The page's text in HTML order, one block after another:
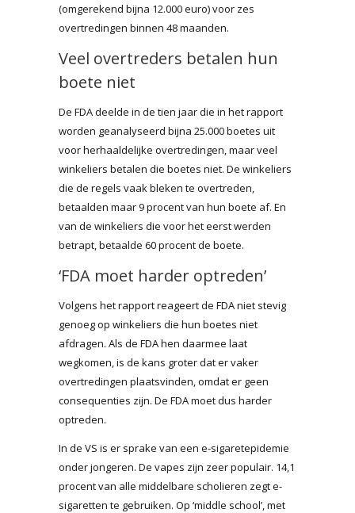
(omgerekend bijna 12.000 euro) voor zes
overtredingen binnen 48 maanden.
Veel overtreders betalen hun
boete niet
De FDA deelde in de tien jaar die in het rapport
worden geanalyseerd bijna 25.000 boetes uit
voor herhaaldelijke overtredingen, maar veel
winkeliers betalen die boetes niet. De winkeliers
die de regels vaak bleken te overtreden,
betaalden maar 9 procent van hun boete af. En
van de winkeliers die voor het eerst werden
betrapt, betaalde 60 procent de boete.
‘FDA moet harder optreden’
Volgens het rapport reageert de FDA niet stevig
genoeg op winkeliers die hun boetes niet
afdragen. Als de FDA hen daarmee laat
wegkomen, is de kans groter dat er vaker
overtredingen plaatsvinden, omdat er geen
consequenties zijn. De FDA moet dus harder
optreden.
In de VS is er sprake van een e-sigaretepidemie
onder jongeren. De vapes zijn zeer populair. 14,1
procent van alle middelbare scholieren zegt e-
sigaretten te gebruiken. Op ‘middle school’, met